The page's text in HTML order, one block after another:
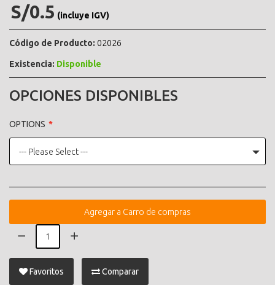
S/0.5 (incluye IGV)
Código de Producto: 02026
Existencia: Disponible
OPCIONES DISPONIBLES
OPTIONS
--- Please Select ---
Agregar a Carro de compras
Favoritos Comparar